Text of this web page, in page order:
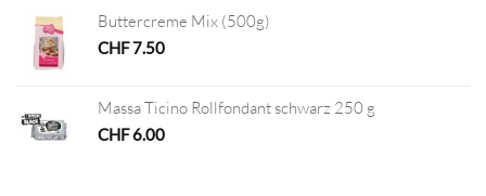
Buttercreme Mix (500g)
CHF7.50
Massa Ticino Rollfondant schwarz 250 g
CHF6.00